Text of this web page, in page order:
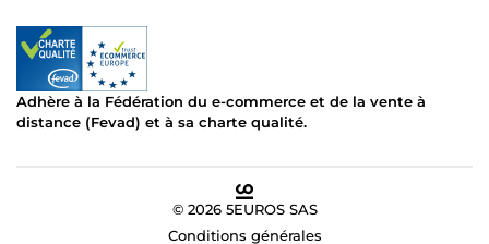
Adhère à la Fédération du e-commerce et de la vente à
distance (Fevad) et à sa charte qualité.
© 2026 5EUROS SAS
Conditions générales